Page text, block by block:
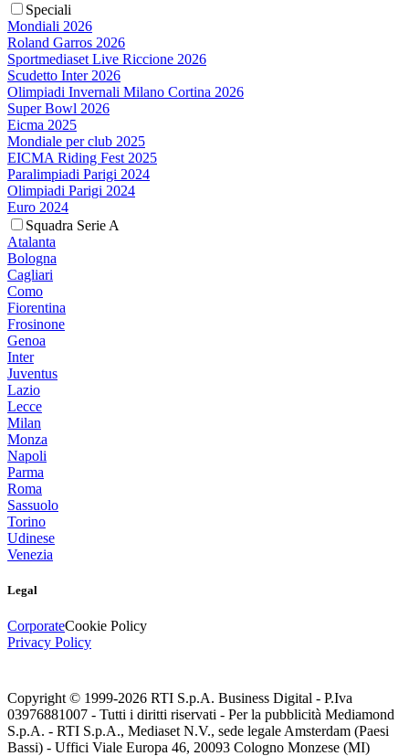
Speciali
Mondiali 2026
Roland Garros 2026
Sportmediaset Live Riccione 2026
Scudetto Inter 2026
Olimpiadi Invernali Milano Cortina 2026
Super Bowl 2026
Eicma 2025
Mondiale per club 2025
EICMA Riding Fest 2025
Paralimpiadi Parigi 2024
Olimpiadi Parigi 2024
Euro 2024
Squadra Serie A
Atalanta
Bologna
Cagliari
Como
Fiorentina
Frosinone
Genoa
Inter
Juventus
Lazio
Lecce
Milan
Monza
Napoli
Parma
Roma
Sassuolo
Torino
Udinese
Venezia
Legal
CorporateCookie Policy
Privacy Policy
Copyright © 1999-2026 RTI S.p.A. Business Digital - P.Iva
03976881007 - Tutti i diritti riservati - Per la pubblicità Mediamond
S.p.A. - RTI S.p.A., Mediaset N.V., sede legale Amsterdam (Paesi
Bassi) - Uffici Viale Europa 46, 20093 Cologno Monzese (MI)